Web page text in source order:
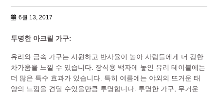
6월 13, 2017
투명한 아크릴 가구:
유리와 금속 가구는 시원하고 반사율이 높아 사람들에게 더 강한
차가움을 느낄 수 있습니다. 장식용 백자에 놓인 유리 테이블에는
더 많은 특수 효과가 있습니다. 특히 여름에는 야외의 뜨거운 태
양의 느낌을 견딜 수있을만큼 투명합니다. 투명한 가구, 무거운